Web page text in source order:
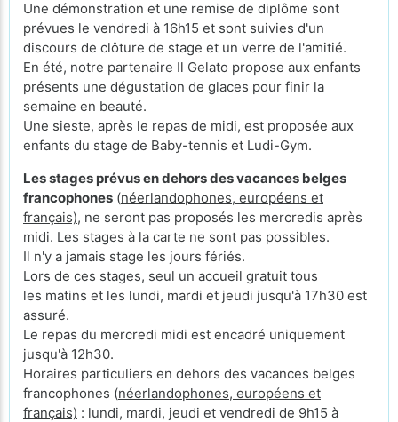
Une démonstration et une remise de diplôme sont
prévues le vendredi à 16h15 et sont suivies d'un
discours de clôture de stage et un verre de l'amitié.
En été, notre partenaire Il Gelato propose aux enfants
présents une dégustation de glaces pour finir la
semaine en beauté.
Une sieste, après le repas de midi, est proposée aux
enfants du stage de Baby-tennis et Ludi-Gym.
Les stages prévus en dehors des vacances belges
francophones (néerlandophones, européens et
français), ne seront pas proposés les mercredis après
midi. Les stages à la carte ne sont pas possibles.
Il n'y a jamais stage les jours fériés.
Lors de ces stages, seul un accueil gratuit tous
les matins et les lundi, mardi et jeudi jusqu'à 17h30 est
assuré.
Le repas du mercredi midi est encadré uniquement
jusqu'à 12h30.
Horaires particuliers en dehors des vacances belges
francophones (néerlandophones, européens et
français) : lundi, mardi, jeudi et vendredi de 9h15 à